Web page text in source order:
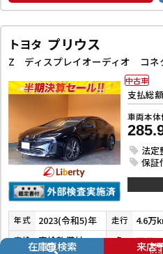
トヨタ プリウス
支払総
車両本体
法定
保証
中古車
年式 2023(令和5)年 走行 4.6万
車検 車検整備付 色
在庫車検索 来店